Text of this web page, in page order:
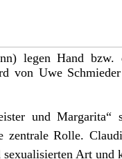
legen Hand bzw.
von Uwe
und Margarita“
Rolle.
Art und